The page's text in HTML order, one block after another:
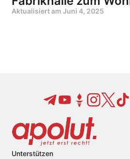
Aktualisiert am Juni 4, 2025
Unterstützen